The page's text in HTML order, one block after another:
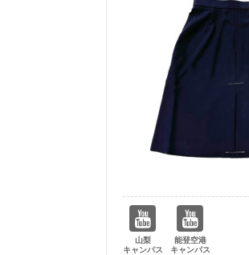
山梨
キャンパス
能登空港
キャンパス